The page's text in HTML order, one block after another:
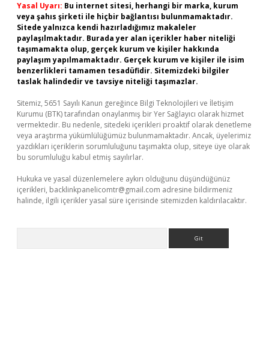
Yasal Uyarı: Bu internet sitesi, herhangi bir marka, kurum
veya şahıs şirketi ile hiçbir bağlantısı bulunmamaktadır.
Sitede yalnızca kendi hazırladığımız makaleler
paylaşılmaktadır. Burada yer alan içerikler haber niteliği
taşımamakta olup, gerçek kurum ve kişiler hakkında
paylaşım yapılmamaktadır. Gerçek kurum ve kişiler ile isim
benzerlikleri tamamen tesadüfidir. Sitemizdeki bilgiler
taslak halindedir ve tavsiye niteliği taşımazlar.
Sitemiz, 5651 Sayılı Kanun gereğince Bilgi Teknolojileri ve İletişim
Kurumu (BTK) tarafından onaylanmış bir Yer Sağlayıcı olarak hizmet
vermektedir. Bu nedenle, sitedeki içerikleri proaktif olarak denetleme
veya araştırma yükümlülüğümüz bulunmamaktadır. Ancak, üyelerimiz
yazdıkları içeriklerin sorumluluğunu taşımakta olup, siteye üye olarak
bu sorumluluğu kabul etmiş sayılırlar.
Hukuka ve yasal düzenlemelere aykırı olduğunu düşündüğünüz
içerikleri, backlinkpanelicomtr@gmail.com adresine bildirmeniz
halinde, ilgili içerikler yasal süre içerisinde sitemizden kaldırılacaktır.